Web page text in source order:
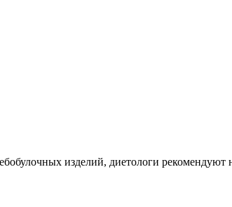
изделий, диетологи рекомендуют